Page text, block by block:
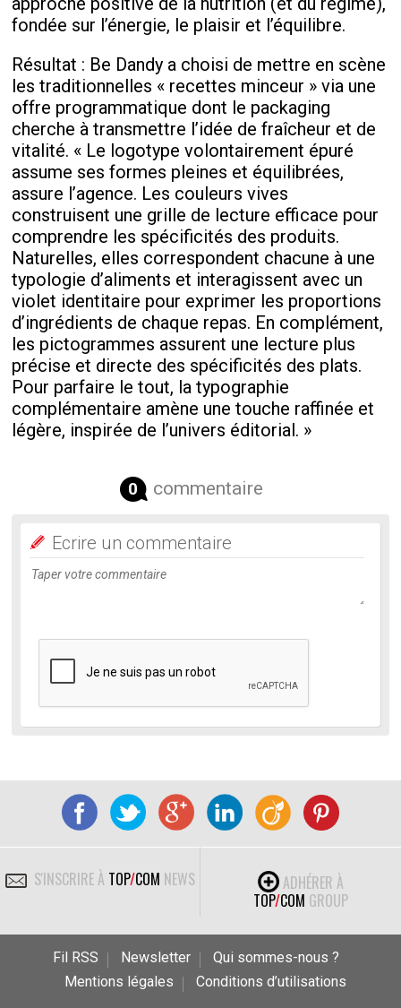
fondée sur l’énergie, le plaisir et l’équilibre.
Résultat : Be Dandy a choisi de mettre en scène
les traditionnelles « recettes minceur » via une
offre programmatique dont le packaging
cherche à transmettre l’idée de fraîcheur et de
vitalité. « Le logotype volontairement épuré
assume ses formes pleines et équilibrées,
assure l’agence. Les couleurs vives
construisent une grille de lecture efficace pour
comprendre les spécificités des produits.
Naturelles, elles correspondent chacune à une
typologie d’aliments et interagissent avec un
violet identitaire pour exprimer les proportions
d’ingrédients de chaque repas. En complément,
les pictogrammes assurent une lecture plus
précise et directe des spécificités des plats.
Pour parfaire le tout, la typographie
complémentaire amène une touche raffinée et
légère, inspirée de l’univers éditorial. »
0 commentaire
Ecrire un commentaire
S'INSCRIRE À TOP/COM NEWS
ADHÉRER À
TOP/COM GROUP
Fil RSS Newsletter
Qui sommes-nous ?
Mentions légales
Conditions d’utilisations